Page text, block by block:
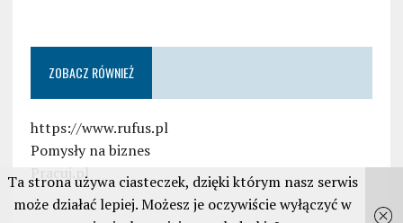
ZOBACZ RÓWNIEŻ
https://www.rufus.pl
Pomysły na biznes
Pracuj.pl
Ta strona używa ciasteczek, dzięki którym nasz serwis
może działać lepiej. Możesz je oczywiście wyłączyć w